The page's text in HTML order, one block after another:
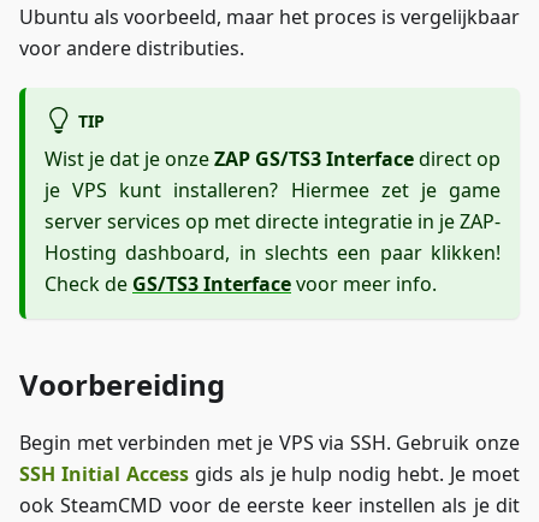
Ubuntu als voorbeeld, maar het proces is vergelijkbaar
voor andere distributies.
TIP
Wist je dat je onzeZAP GS/TS3 Interfacedirect op
je VPS kunt installeren? Hiermee zet je game
server services op met directe integratie in je ZAP-
Hosting dashboard, in slechts een paar klikken!
Check de GS/TS3 Interfacevoor meer info.
Voorbereiding
Begin met verbinden met je VPS via SSH. Gebruik onze
SSH Initial Accessgids als je hulp nodig hebt. Je moet
ook SteamCMD voor de eerste keer instellen als je dit